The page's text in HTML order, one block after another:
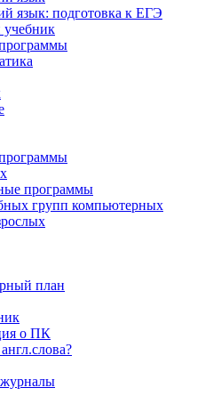
язык: подготовка к ЕГЭ
программы
групп компьютерных
план
о ПК